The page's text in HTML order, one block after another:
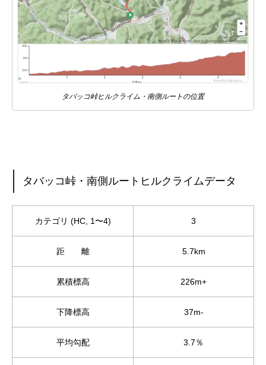
タバッコ峠ヒルクライム・南側ルートの位置
タバッコ峠・南側ルートヒルクライムデータ
カテゴリ (HC, 1〜4) 3
距 離 5.7km
累積標高 226m+
下降標高 37m-
平均勾配 3.7％